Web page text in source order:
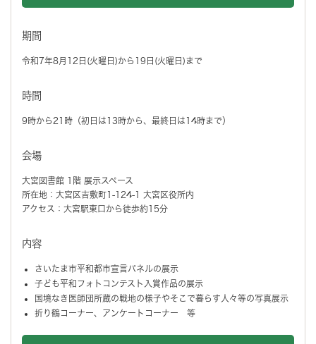
期間
令和7年8月12日(火曜日)から19日(火曜日)まで
時間
9時から21時（初日は13時から、最終日は14時まで）
会場
大宮図書館 1階 展示スペース
所在地：大宮区吉敷町1-124-1 大宮区役所内
アクセス：大宮駅東口から徒歩約15分
内容
さいたま市平和都市宣言パネルの展示
子ども平和フォトコンテスト入賞作品の展示
国境なき医師団所蔵の戦地の様子やそこで暮らす人々等の写真展示
折り鶴コーナー、アンケートコーナー 等